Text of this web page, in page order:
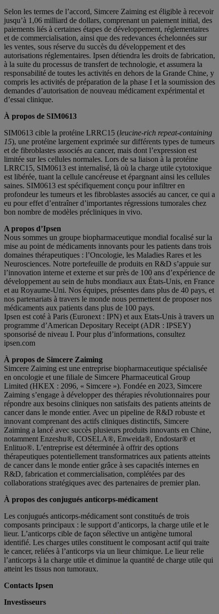
Selon les termes de l’accord, Simcere Zaiming est éligible à recevoir
jusqu’à 1,06 milliard de dollars, comprenant un paiement initial, des
paiements liés à certaines étapes de développement, réglementaires
et de commercialisation, ainsi que des redevances échelonnées sur
les ventes, sous réserve du succès du développement et des
autorisations réglementaires. Ipsen détiendra les droits de fabrication,
à la suite du processus de transfert de technologie, et assumera la
responsabilité de toutes les activités en dehors de la Grande Chine, y
compris les activités de préparation de la phase I et la soumission des
demandes d’autorisation de nouveau médicament expérimental et
d’essai clinique.
À propos de SIM0613
SIM0613 cible la protéine LRRC15 (leucine-rich repeat-containing
15), une protéine largement exprimée sur différents types de tumeurs
et de fibroblastes associés au cancer, mais dont l’expression est
limitée sur les cellules normales. Lors de sa liaison à la protéine
LRRC15, SIM0613 est internalisé, là où la charge utile cytotoxique
est libérée, tuant la cellule cancéreuse et épargnant ainsi les cellules
saines. SIM0613 est spécifiquement conçu pour infiltrer en
profondeur les tumeurs et les fibroblastes associés au cancer, ce qui a
eu pour effet d’entraîner d’importantes régressions tumorales chez
bon nombre de modèles précliniques in vivo.
A propos d’Ipsen
Nous sommes un groupe biopharmaceutique mondial focalisé sur la
mise au point de médicaments innovants pour les patients dans trois
domaines thérapeutiques : l’Oncologie, les Maladies Rares et les
Neurosciences. Notre portefeuille de produits en R&D s’appuie sur
l’innovation interne et externe et sur près de 100 ans d’expérience de
développement au sein de hubs mondiaux aux États-Unis, en France
et au Royaume-Uni. Nos équipes, présentes dans plus de 40 pays, et
nos partenariats à travers le monde nous permettent de proposer nos
médicaments aux patients dans plus de 100 pays.
Ipsen est coté à Paris (Euronext : IPN) et aux Etats-Unis à travers un
programme d’American Depositary Receipt (ADR : IPSEY)
sponsorisé de niveau I. Pour plus d’informations, consultez
ipsen.com
À propos de Simcere Zaiming
Simcere Zaiming est une entreprise biopharmaceutique spécialisée
en oncologie et une filiale de Simcere Pharmaceutical Group
Limited (HKEX : 2096, « Simcere »). Fondée en 2023, Simcere
Zaiming s’engage à développer des thérapies révolutionnaires pour
répondre aux besoins cliniques non satisfaits des patients atteints de
cancer dans le monde entier. Avec un pipeline de R&D robuste et
innovant comprenant des actifs cliniques distinctifs, Simcere
Zaiming a lancé avec succès plusieurs produits innovants en Chine,
notamment Enzeshu®, COSELA®, Enweida®, Endostar® et
Enlituo®. L’entreprise est déterminée à offrir des options
thérapeutiques potentiellement transformatrices aux patients atteints
de cancer dans le monde entier grâce à ses capacités internes en
R&D, fabrication et commercialisation, complétées par des
collaborations stratégiques avec des partenaires de premier plan.
À propos des conjugués anticorps-médicament
Les conjugués anticorps-médicament sont constitués de trois
composants principaux : le support d’anticorps, la charge utile et le
lieur. L’anticorps cible de façon sélective un antigène tumoral
identifié. Les charges utiles constituent le composant actif qui traite
le cancer, reliées à l’anticorps via un lieur chimique. Le lieur relie
l’anticorps à la charge utile et diminue la quantité de charge utile qui
atteint les tissus non tumoraux.
Contacts Ipsen
Investisseurs